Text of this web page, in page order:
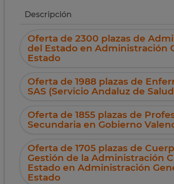
Descripción
Oferta de 2300 plazas de
del Estado en Administración
Estado
Oferta de 1988 plazas de
SAS (Servicio Andaluz de
Oferta de 1855 plazas de
Secundaria en Gobierno
Oferta de 1705 plazas de
Gestión de la Administración
Estado en Administración
Estado